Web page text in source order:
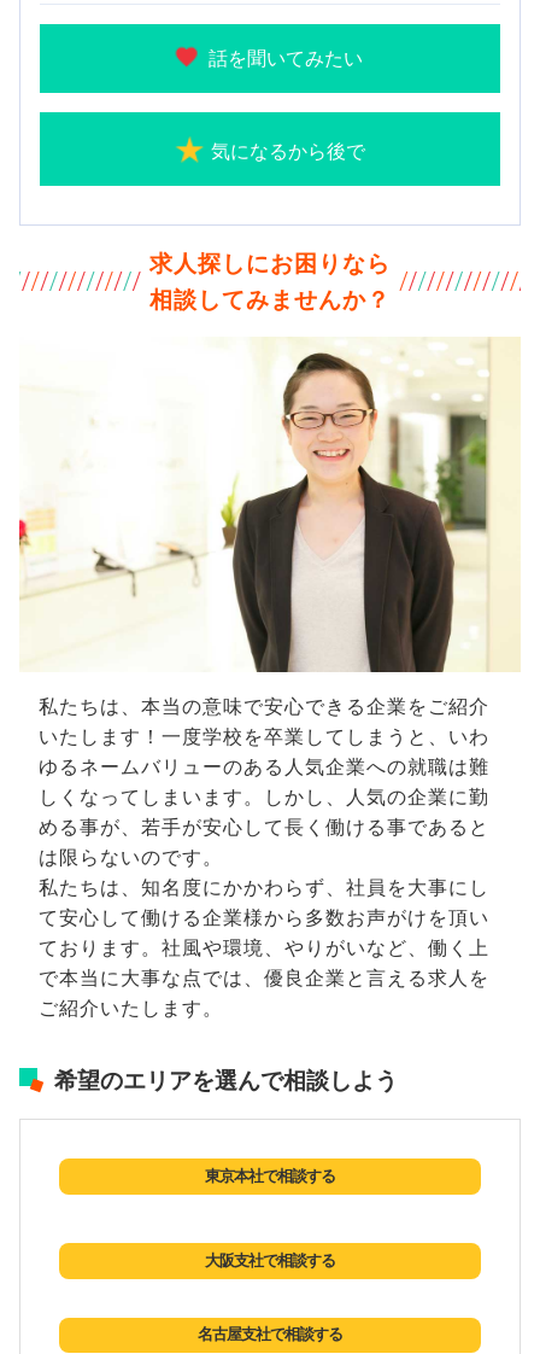
話を聞いてみたい
気になるから後で
求人探しにお困りなら
相談してみませんか？
私たちは、本当の意味で安心できる企業をご紹介
いたします！一度学校を卒業してしまうと、いわ
ゆるネームバリューのある人気企業への就職は難
しくなってしまいます。しかし、人気の企業に勤
める事が、若手が安心して長く働ける事であると
は限らないのです。
私たちは、知名度にかかわらず、社員を大事にし
て安心して働ける企業様から多数お声がけを頂い
ております。社風や環境、やりがいなど、働く上
で本当に大事な点では、優良企業と言える求人を
ご紹介いたします。
希望のエリアを選んで相談しよう
東京本社で相談する
大阪支社で相談する
名古屋支社で相談する